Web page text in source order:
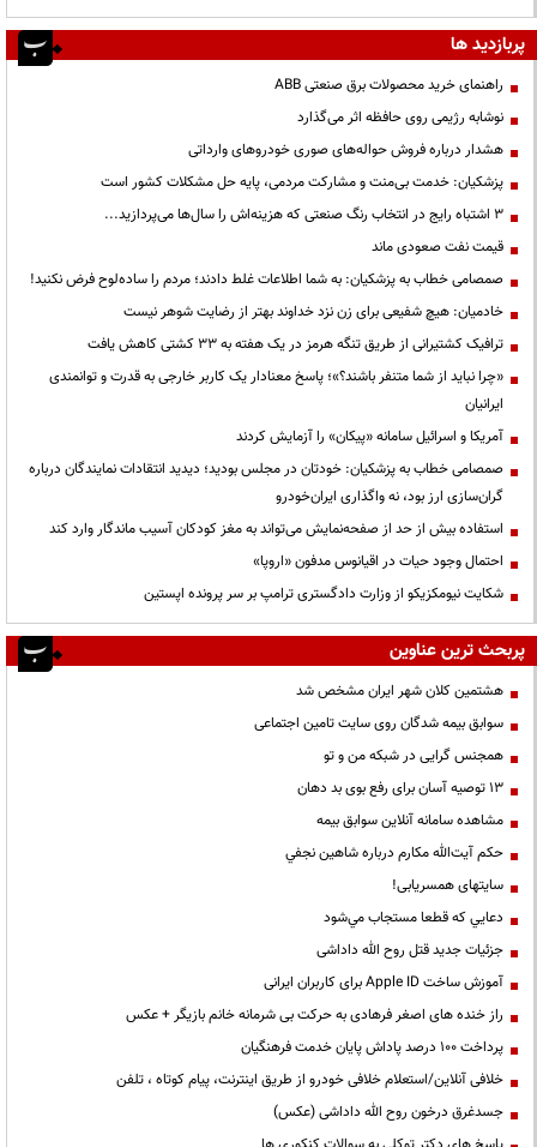
پربازدید ها
راهنمای خرید محصولات برق صنعتی ABB
نوشابه رژیمی روی حافظه اثر می‌گذارد
هشدار درباره فروش حواله‌های صوری خودروهای وارداتی
پزشکیان: خدمت بی‌منت و مشارکت مردمی، پایه حل مشکلات کشور است
3 اشتباه رایج در انتخاب رنگ صنعتی که هزینه‌اش را سال‌ها می‌پردازید...
قیمت نفت صعودی ماند
صمصامی خطاب به پزشکیان: به شما اطلاعات غلط دادند؛ مردم را ساده‌لوح فرض نکنید!
خادمیان: هیچ شفیعی برای زن نزد خداوند بهتر از رضایت شوهر نیست
ترافیک کشتیرانی از طریق تنگه هرمز در یک هفته به ۳۳ کشتی کاهش یافت
«چرا نباید از شما متنفر باشند؟»؛ پاسخ معنادار یک کاربر خارجی به قدرت و توانمندی
ایرانیان
آمریکا و اسرائیل سامانه «پیکان» را آزمایش کردند
صمصامی خطاب به پزشکیان: خودتان در مجلس بودید؛ دیدید انتقادات نمایندگان درباره
گران‌سازی ارز بود، نه واگذاری ایران‌خودرو
استفاده بیش از حد از صفحه‌نمایش می‌تواند به مغز کودکان آسیب ماندگار وارد کند
احتمال وجود حیات در اقیانوس مدفون «اروپا»
شکایت نیومکزیکو از وزارت دادگستری ترامپ بر سر پرونده اپستین
پربحث ترین عناوین
هشتمین کلان شهر ایران مشخص شد
سوابق بیمه شدگان روی سایت تامین اجتماعی
همجنس گرایی در شبکه من و تو
13 توصیه آسان برای رفع بوی بد دهان
مشاهده سامانه آنلاين سوابق بیمه
حكم آيت‌الله مكارم درباره شاهين نجفي
سایتهای همسریابی!
دعايي كه قطعا مستجاب مي‌شود
جزئیات جدید قتل روح الله داداشی
آموزش ساخت Apple ID برای کاربران ایرانی
راز خنده های اصغر فرهادی به حرکت بی شرمانه خانم بازیگر + عکس
پرداخت ۱۰۰ درصد پاداش پایان خدمت فرهنگیان
خلافی آنلاین/استعلام خلافی خودرو از طریق اینترنت، پیام کوتاه ، تلفن
جسدغرق درخون روح الله داداشی (عکس)